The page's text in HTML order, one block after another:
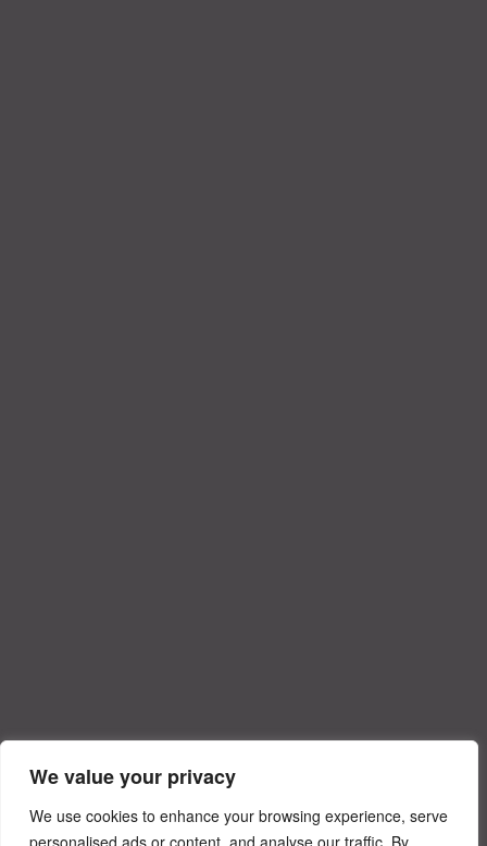
We value your privacy
We use cookies to enhance your browsing experience, serve
personalised ads or content, and analyse our traffic. By